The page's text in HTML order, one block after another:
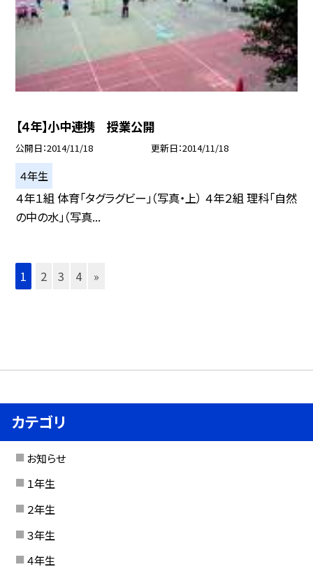
【４年】小中連携 授業公開
公開日 2014/11/18 更新日 2014/11/18
４年生
４年１組 体育「タグラグビー」（写真・上） ４年２組 理科「自然
の中の水」（写真...
1 2 3 4 »
カテゴリ
お知らせ
１年生
２年生
３年生
４年生